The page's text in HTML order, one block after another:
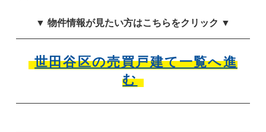
▼ 物件情報が見たい方はこちらをクリック ▼
世田谷区の売買戸建て一覧へ進
む